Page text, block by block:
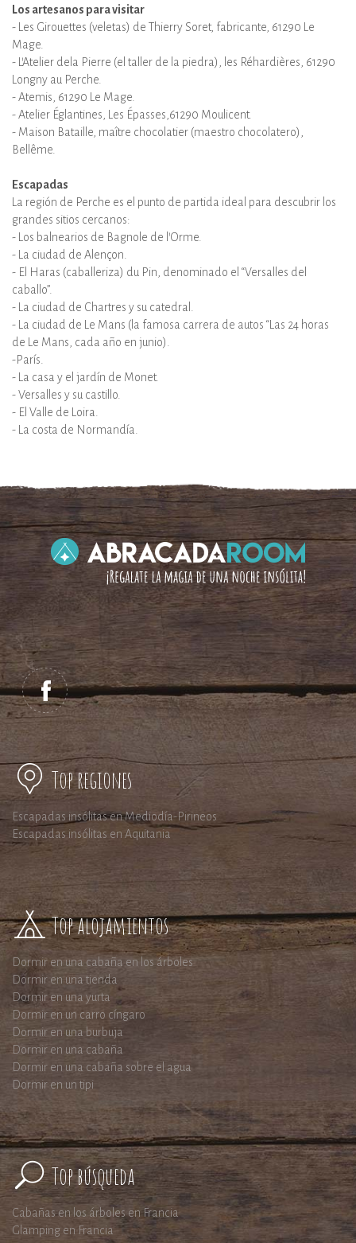
Los artesanos para visitar
- Les Girouettes (veletas) de Thierry Soret, fabricante, 61290 Le
Mage.
- L’Atelier dela Pierre (el taller de la piedra), les Réhardières, 61290
Longny au Perche.
- Atemis, 61290 Le Mage.
- Atelier Églantines, Les Épasses,61290 Moulicent.
- Maison Bataille, maître chocolatier (maestro chocolatero),
Bellême.
Escapadas
La región de Perche es el punto de partida ideal para descubrir los
grandes sitios cercanos:
- Los balnearios de Bagnole de l’Orme.
- La ciudad de Alençon.
- El Haras (caballeriza) du Pin, denominado el “Versalles del
caballo”.
- La ciudad de Chartres y su catedral.
- La ciudad de Le Mans (la famosa carrera de autos “Las 24 horas
de Le Mans, cada año en junio).
-París.
- La casa y el jardín de Monet.
- Versalles y su castillo.
- El Valle de Loira.
- La costa de Normandía.
Top regiones
Escapadas insólitas en Mediodía-Pirineos
Escapadas insólitas en Aquitania
Top alojamientos
Dormir en una cabaña en los árboles
Dormir en una tienda
Dormir en una yurta
Dormir en un carro cíngaro
Dormir en una burbuja
Dormir en una cabaña
Dormir en una cabaña sobre el agua
Dormir en un tipi
Top búsqueda
Cabañas en los árboles en Francia
Glamping en Francia